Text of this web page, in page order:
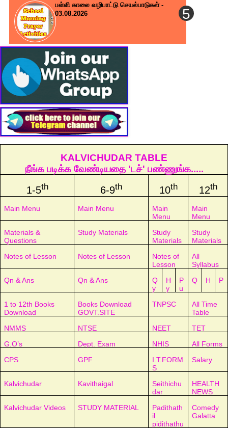
பள்ளி காலை வழிபாட்டு செயல்பாடுகள் -
03.08.2026
KALVICHUDAR TABLE
நீங்க படிக்க வேண்டியதை 'டச்' பண்ணுங்க.....
1-5th 6-9th 10th 12th
Main Menu Main Menu
Main
Menu
Main
Menu
Materials &
Questions
Study Materials
Study
Materials
Study
Materials
Notes of Lesson
Notes of Lesson
Notes of
Lesson
All
Syllabus
Qn & Ans
Qn & Ans
Q
y
H
y
P
u
Q H P
1 to 12th Books
Download
Books Download
GOVT.SITE
TNPSC
All Time
Table
NMMS
NTSE NEET
TET
G.O’s
Dept. Exam NHIS
All Forms
CPS
GPF
I.T.FORM
S
Salary
Kalvichudar Kavithaigal
Seithichu
dar
HEALTH
NEWS
Kalvichudar Videos
STUDY MATERIAL
Padithath
il
pidithathu
Comedy
Galatta